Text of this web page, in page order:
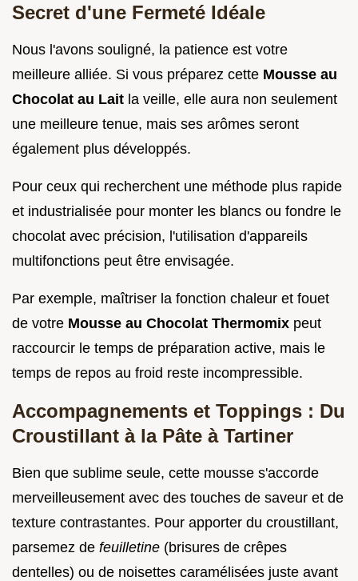
Secret d'une Fermeté Idéale
Nous l'avons souligné, la patience est votre
meilleure alliée. Si vous préparez cette Mousse au
Chocolat au Lait la veille, elle aura non seulement
une meilleure tenue, mais ses arômes seront
également plus développés.
Pour ceux qui recherchent une méthode plus rapide
et industrialisée pour monter les blancs ou fondre le
chocolat avec précision, l'utilisation d'appareils
multifonctions peut être envisagée.
Par exemple, maîtriser la fonction chaleur et fouet
de votre Mousse au Chocolat Thermomix peut
raccourcir le temps de préparation active, mais le
temps de repos au froid reste incompressible.
Accompagnements et Toppings : Du
Croustillant à la Pâte à Tartiner
Bien que sublime seule, cette mousse s'accorde
merveilleusement avec des touches de saveur et de
texture contrastantes. Pour apporter du croustillant,
parsemez de feuilletine (brisures de crêpes
dentelles) ou de noisettes caramélisées juste avant